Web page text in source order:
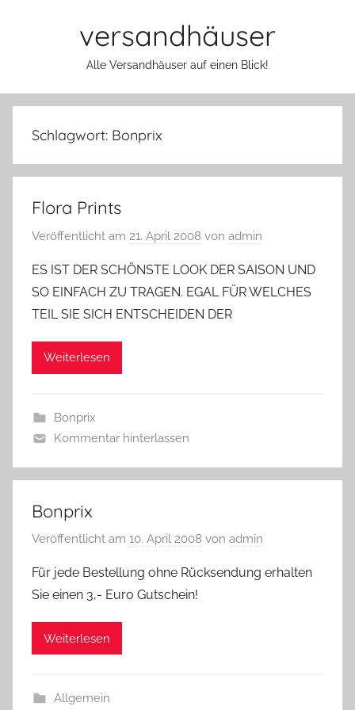
versandhäuser
Alle Versandhäuser auf einen Blick!
Schlagwort: Bonprix
Flora Prints
Veröffentlicht am 21. April 2008 von admin
ES IST DER SCHÖNSTE LOOK DER SAISON UND
SO EINFACH ZU TRAGEN. EGAL FÜR WELCHES
TEIL SIE SICH ENTSCHEIDEN DER
Weiterlesen
Bonprix
Kommentar hinterlassen
Bonprix
Veröffentlicht am 10. April 2008 von admin
Für jede Bestellung ohne Rücksendung erhalten
Sie einen 3,- Euro Gutschein!
Weiterlesen
Allgemein